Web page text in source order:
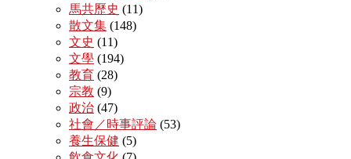
馬共歷史 (11)
散文集 (148)
文史 (11)
文學 (194)
教育 (28)
宗教 (9)
政治 (47)
社會／時事評論 (53)
養生保健 (5)